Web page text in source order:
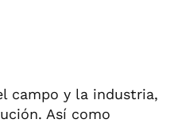
campo y la industria,
Así como